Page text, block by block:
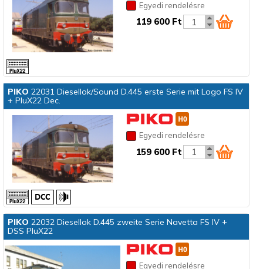
Egyedi rendelésre
119 600 Ft
PIKO 22031 Diesellok/Sound D.445 erste Serie mit Logo FS IV
+ PluX22 Dec.
Egyedi rendelésre
159 600 Ft
PIKO 22032 Diesellok D.445 zweite Serie Navetta FS IV +
DSS PluX22
Egyedi rendelésre